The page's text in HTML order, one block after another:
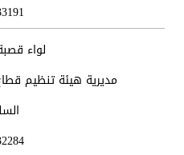
لواء
مديرية هيئة تنظيم